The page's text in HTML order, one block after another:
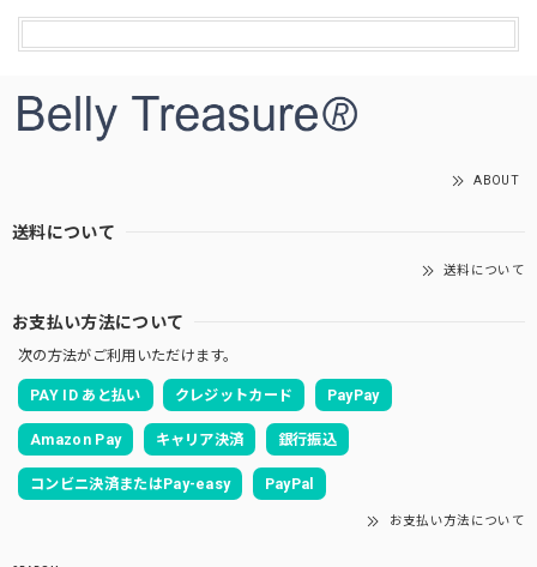
ABOUT
送料について
送料について
お支払い方法について
次の方法がご利用いただけます。
PAY ID あと払い クレジットカード PayPay
Amazon Pay キャリア決済 銀行振込
コンビニ決済またはPay-easy PayPal
お支払い方法について